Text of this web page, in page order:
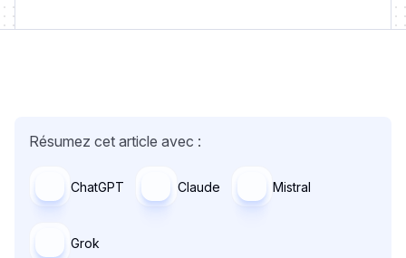
Résumez cet article avec :
ChatGPT Claude Mistral
Grok